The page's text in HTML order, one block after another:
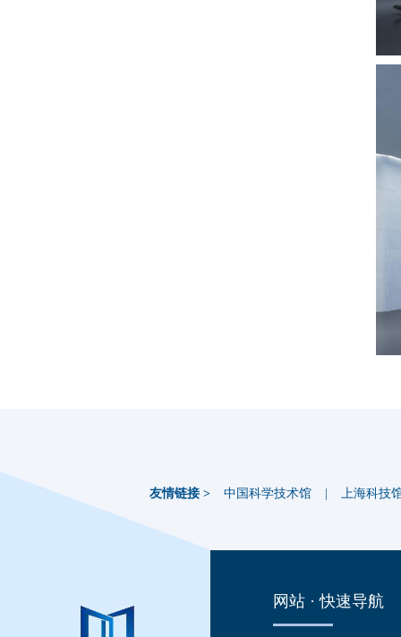
友情链接 > 中国科学技术馆 | 上海科技
网站 · 快速导航